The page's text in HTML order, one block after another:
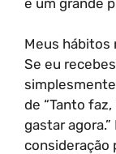
Meus hábitos
Se eu
de “Tanto
gastar
consideração